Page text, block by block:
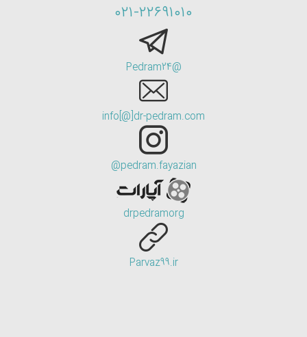
۰۲۱-۲۲۶۹۱۰۱۰
@Pedram24
info[@]dr-pedram.com
pedram.fayazian@
drpedramorg
Parvaz99.ir